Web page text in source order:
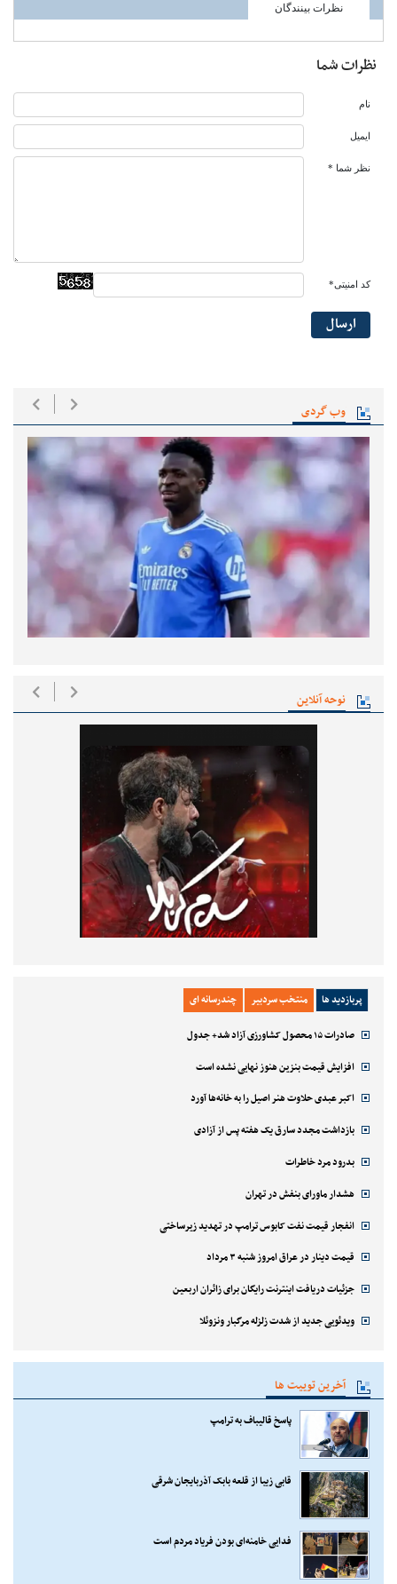
وب گردی
نوحه آنلاین
پربازدید ها منتخب سردبیر چندرسانه ای
صادرات ۱۵ محصول کشاورزی آزاد شد+ جدول
افزایش قیمت بنزین هنوز نهایی نشده است
اکبر عبدی حلاوت هنر اصیل را به خانه‌ها آورد
بازداشت مجدد سارق یک هفته پس از آزادی
بدرود مرد خاطرات
هشدار ماورای بنفش در تهران
انفجار قیمت نفت کابوس ترامپ در تهدید زیرساختی
قیمت دینار در عراق امروز شنبه ۳ مرداد
جزئیات دریافت اینترنت رایگان برای زائران اربعین
ویدئویی جدید از شدت زلزله مرگبار ونزوئلا
آخرین توییت ها
پاسخ قالیباف به ترامپ
قابی زیبا از قلعه بابک آذربایجان شرقی
فدایی خامنه‌ای بودن فریاد مردم است
نظرات بینندگان
نظرات شما
نام
ایمیل
نظر شما *
کد امنیتی*
ارسال